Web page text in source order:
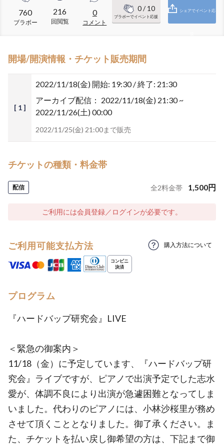
760
ブラボー
216
回閲覧
0
コメント
0/ 10
ブラボーでイベント応援
シェアでイベント応
開場/開演情報・チケット販売期間
[ 1 ]
2022/11/18(金) 開始: 19:30 / 終了: 21:30
アーカイブ配信： 2022/11/18(金) 21:30 ~
2022/11/26(土) 00:00
2022/11/25(金) 21:00まで販売
チケットの種類・料金帯
配信 全2料金帯 1,500円
ご利用には会員登録／ログインが必要です。
ご利用可能支払方法 購入方法について
プログラム
『ハードバップ研究会』LIVE
＜緊急の御案内＞
11/18（金）に予定しています、『ハードバップ研
究会』ライブですが、ピアノで出演予定でした志水
愛が、体調不良により出演が急遽困難となってしま
いました。代わりのピアノには、小林沙桜里が務め
させて頂くこととなりました。御了承ください。ま
た、チケットを払い戻し御希望の方は、下記まで御